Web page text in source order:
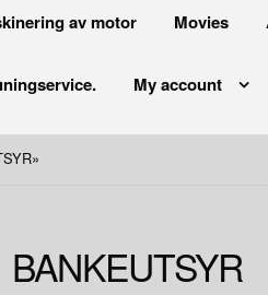
av motor Movies
My account
BANKEUTSYR